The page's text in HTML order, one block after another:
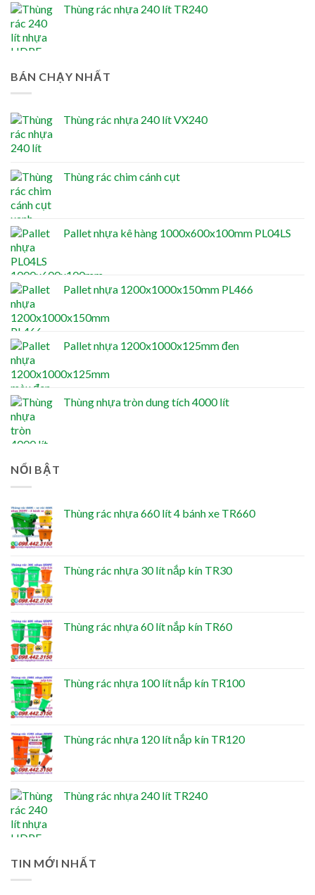
Thùng rác nhựa 240 lít TR240
BÁN CHẠY NHẤT
Thùng rác nhựa 240 lít VX240
Thùng rác chim cánh cụt
Pallet nhựa kê hàng 1000x600x100mm PL04LS
Pallet nhựa 1200x1000x150mm PL466
Pallet nhựa 1200x1000x125mm đen
Thùng nhựa tròn dung tích 4000 lít
NỔI BẬT
Thùng rác nhựa 660 lít 4 bánh xe TR660
Thùng rác nhựa 30 lít nắp kín TR30
Thùng rác nhựa 60 lít nắp kín TR60
Thùng rác nhựa 100 lít nắp kín TR100
Thùng rác nhựa 120 lít nắp kín TR120
Thùng rác nhựa 240 lít TR240
TIN MỚI NHẤT